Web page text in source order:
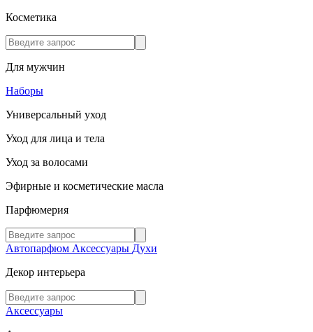
Косметика
Для мужчин
Наборы
Универсальный уход
Уход для лица и тела
Уход за волосами
Эфирные и косметические масла
Парфюмерия
Автопарфюм Аксессуары Духи
Декор интерьера
Аксессуары